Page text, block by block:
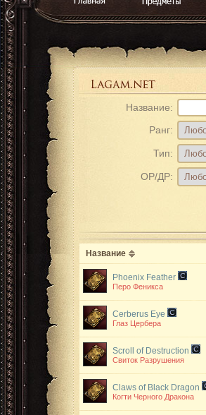
Название:
Ранг:
Тип:
ОР/ДР:
Название
Phoenix Feather
Перо Феникса
Cerberus Eye
Глаз Цербера
Scroll of Destruction
Свиток Разрушения
Claws of Black Dragon
Когти Черного Дракона